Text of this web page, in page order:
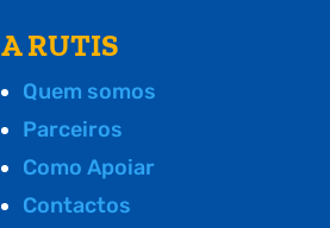
A RUTIS
Quem somos
Parceiros
Como Apoiar
Contactos